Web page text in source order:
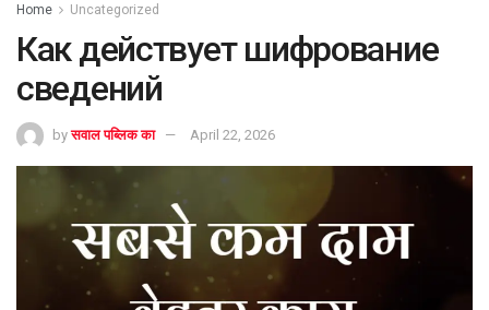
Home Uncategorized
Как действует шифрование
сведений
by सवाल पब्लिक का April 22, 2026